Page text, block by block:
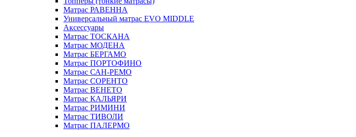
Матрас РАВЕННА
Универсальный матрас EVO MIDDLE
Аксессуары
Матрас ТОСКАНА
Матрас МОДЕНА
Матрас БЕРГАМО
Матрас ПОРТОФИНО
Матрас САН-РЕМО
Матрас СОРЕНТО
Матрас ВЕНЕТО
Матрас КАЛЬЯРИ
Матрас РИМИНИ
Матрас ТИВОЛИ
Матрас ПАЛЕРМО